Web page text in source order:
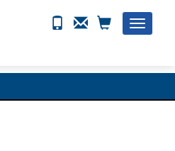
Toggle